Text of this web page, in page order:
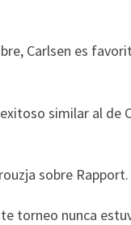
Carlsen es
similar al de
sobre Rapport.
torneo nunca